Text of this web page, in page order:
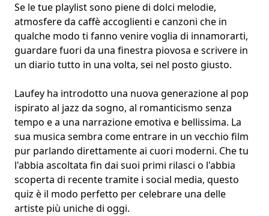
Se le tue playlist sono piene di dolci melodie,
atmosfere da caffè accoglienti e canzoni che in
qualche modo ti fanno venire voglia di innamorarti,
guardare fuori da una finestra piovosa e scrivere in
un diario tutto in una volta, sei nel posto giusto.
Laufey ha introdotto una nuova generazione al pop
ispirato al jazz da sogno, al romanticismo senza
tempo e a una narrazione emotiva e bellissima. La
sua musica sembra come entrare in un vecchio film
pur parlando direttamente ai cuori moderni. Che tu
l'abbia ascoltata fin dai suoi primi rilasci o l'abbia
scoperta di recente tramite i social media, questo
quiz è il modo perfetto per celebrare una delle
artiste più uniche di oggi.